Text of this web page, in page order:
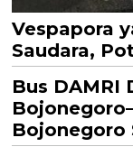
Vespapora
Saudara,
Bus DAMRI
Bojonegoro